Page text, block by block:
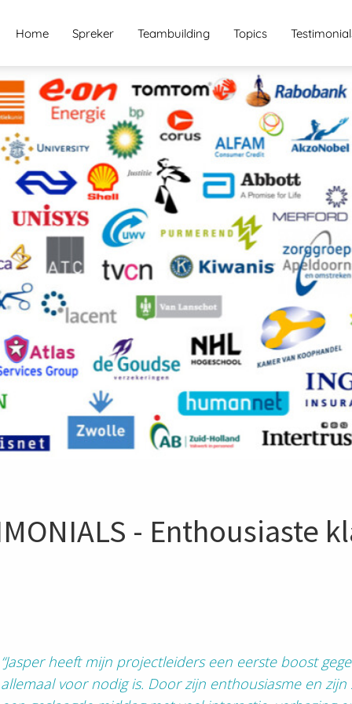
Home Spreker Teambuilding Topics
- Enthousiaste
“Jasper heeft mijn projectleiders een eerste boost
allemaal voor nodig is. Door zijn enthousiasme en